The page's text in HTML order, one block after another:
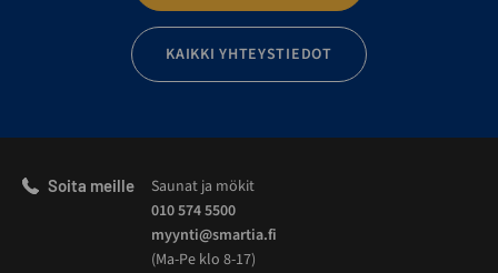
KAIKKI YHTEYSTIEDOT
Soita meille
Saunat ja mökit
010 574 5500
myynti@smartia.fi
(Ma-Pe klo 8-17)